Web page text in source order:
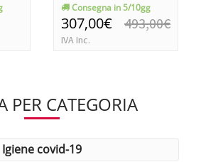
Consegna in 5/10gg
307,00€
IVA Inc.
493,00€
PER CATEGORIA
igiene covid-19